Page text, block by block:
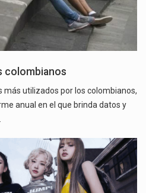
colombianos
más utilizados por los colombianos,
anual en el que brinda datos y